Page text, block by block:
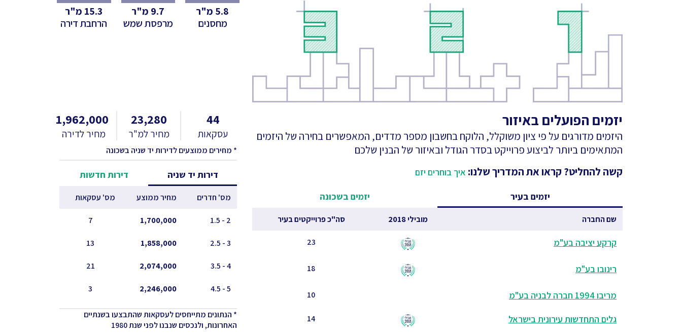
5.8 מ"ר
מחסנים
9.7 מ"ר
מרפסת שמש
15.3 מ"ר
הרחבת דירה
יזמים הפועלים באיזור
היזמים מדורגים על פי ציון משוקלל, הלוקח בחשבון מספר מדדים, המאפשרים בחירה של היזמים
המתאימים ביותר לביצוע פרוייקט בסדר הגודל ובאיזור של הבנין שלכם
קשה להחליט? קראו את המדריך שלנו: איך בוחרים יזם
יזמים בעיר יזמים בשכונה
שם החברה מובילי 2018 סה"כ פרוייקטים בעיר
קרקע יציבה בע"מ 23
רינובו בע"מ 18
מריבו 1994 חברה לבניה בע"מ 10
גלים התחדשות עירונית בישראל 14
44
עסקאות
23,280
מחיר למ"ר
1,962,000
מחיר לדירה
* מחירים ממוצעים לדירות יד שניה בשכונה
דירות יד שניה דירות חדשות
מס' חדרים מחיר ממוצע מס' עסקאות
2 - 1.5
1,700,000
7
3 - 2.5
1,858,000
13
4 - 3.5
2,074,000
21
5 - 4.5
2,246,000
3
* הנתונים מתייחסים לעסקאות שהתבצעו בשנתיים
האחרונות, ולנכסים שנבנו לפני שנת 1980